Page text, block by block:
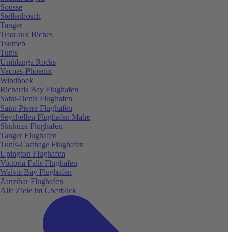
Sousse
Stellenbosch
Tanger
Trou aux Biches
Tsumeb
Tunis
Umhlanga Rocks
Vacoas-Phoenix
Windhoek
Richards Bay Flughafen
Saint-Denis Flughafen
Saint-Pierre Flughafen
Seychellen Flughafen Mahe
Skukuza Flughafen
Tanger Flughafen
Tunis-Carthage Flughafen
Upington Flughafen
Victoria Falls Flughafen
Walvis Bay Flughafen
Zanzibar Flughafen
Alle Ziele im Überblick